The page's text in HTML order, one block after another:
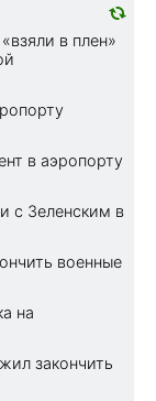
в плен»
в аэропорту
с Зеленским в
военные
на
закончить